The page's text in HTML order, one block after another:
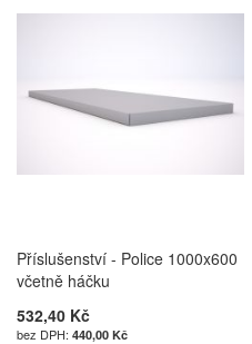
POROVNÁNÍ
Příslušenství - Police 1000x600
včetně háčku
532,40 Kč
440,00 Kč